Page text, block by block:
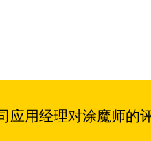
应用经理对涂魔师的